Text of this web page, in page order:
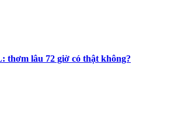
thơm lâu 72 giờ có thật không?